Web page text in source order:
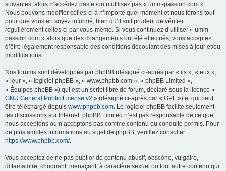
suivantes, alors n’accédez pas et/ou n’utilisez pas « umm-passion.com ».
Nous pouvons modifier celles-ci à n’importe quel moment et nous ferons tout
pour que vous en soyez informé, bien qu’il soit prudent de vérifier
régulièrement celles-ci par vous-même. Si vous continuez d’utiliser « umm-
passion.com » alors que des changements ont été effectués, vous acceptez
d’être légalement responsable des conditions découlant des mises à jour et/ou
modifications.
Nos forums sont développés par phpBB (désigné ci-après par « ils », « eux »,
« leur », « logiciel phpBB », « www.phpbb.com », « phpBB Limited »,
« Équipes phpBB ») qui est un script libre de forum, déclaré sous la licence «
GNU General Public License v2 » (désigné ci-après par « GPL ») et qui peut
être téléchargé depuis www.phpbb.com. Le logiciel phpBB facilite seulement
les discussions sur Internet. phpBB Limited n’est pas responsable de ce que
nous acceptons ou n’acceptons pas comme contenu ou conduite permis. Pour
de plus amples informations au sujet de phpBB, veuillez consulter :
https://www.phpbb.com/.
Vous acceptez de ne pas publier de contenu abusif, obscène, vulgaire,
diffamatoire, choquant, menaçant, à caractère sexuel ou tout autre contenu qui